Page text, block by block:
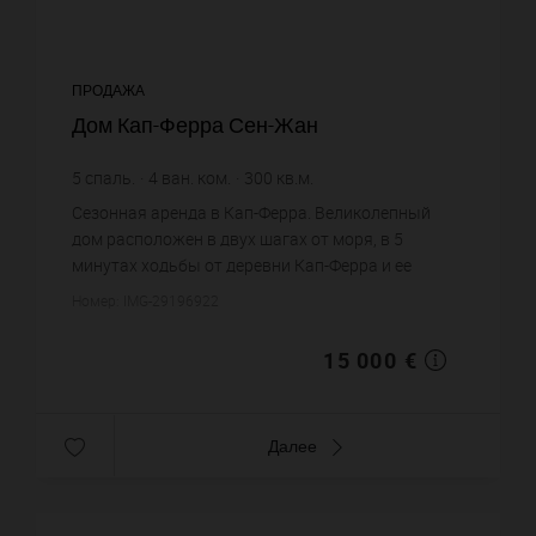
ПРОДАЖА
Дом Кап-Ферра Сен-Жан
5 спаль. 4 ван. ком. 300 кв.м.
50 € цена за кв.м.
Сезонная аренда в Кап-Ферра. Великолепный
дом расположен в двух шагах от моря, в 5
минутах ходьбы от деревни Кап-Ферра и ее
15 000 €
Далее